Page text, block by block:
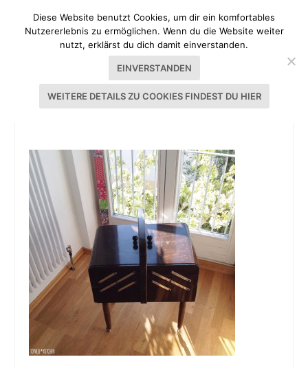
NÄHZIMMER TOPHILL KITCHEN
Diese Website benutzt Cookies, um dir ein komfortables
Nutzererlebnis zu ermöglichen. Wenn du die Website weiter
nutzt, erklärst du dich damit einverstanden.
EINVERSTANDEN
WEITERE DETAILS ZU COOKIES FINDEST DU HIER